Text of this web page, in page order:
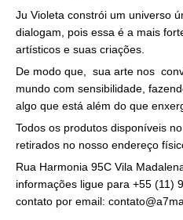
Ju Violeta constrói um universo
dialogam, pois essa é a mais
artísticos e suas criações.
De modo que, sua arte nos
mundo com sensibilidade,
algo que está além do que
Todos os produtos disponíveis
retirados no nosso endereço
Rua Harmonia 95C Vila
informações ligue para +55 (11)
contato por email: